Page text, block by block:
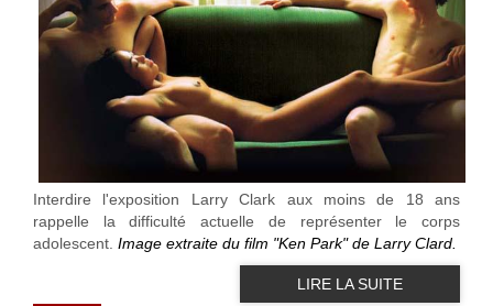
Interdire l'exposition Larry Clark aux moins de 18 ans
rappelle la difficulté actuelle de représenter le corps
adolescent. Image extraite du film "Ken Park" de Larry Clard.
LIRE LA SUITE